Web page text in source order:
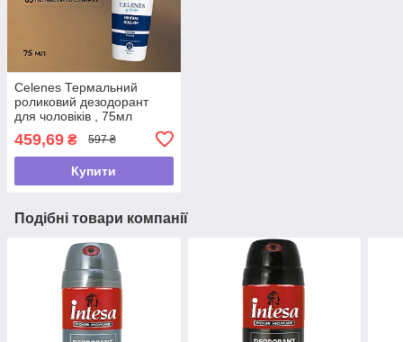
Celenes Термальний
роликовий дезодорант
для чоловіків , 75мл
459,69 ₴ 597 ₴
Купити
Подібні товари компанії